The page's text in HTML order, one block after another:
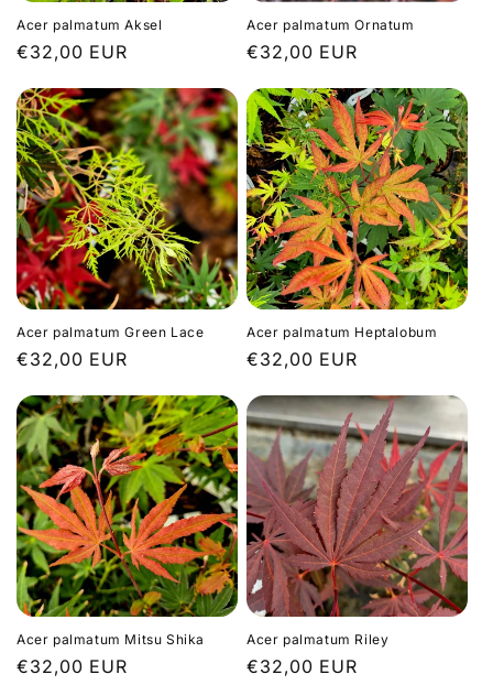
Acer palmatum Aksel
Prix
€32,00 EUR
Acer palmatum Ornatum
Prix
€32,00 EUR
Acer palmatum Green Lace
Prix
€32,00 EUR
Acer palmatum Heptalobum
Prix
€32,00 EUR
Acer palmatum Mitsu Shika
Prix
€32,00 EUR
Acer palmatum Riley
Prix
€32,00 EUR